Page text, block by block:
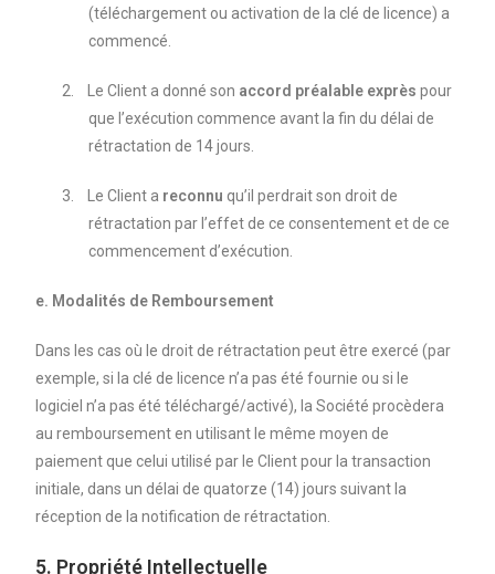
(téléchargement ou activation de la clé de licence) a
commencé.
2. Le Client a donné son accord préalable exprès pour
que l’exécution commence avant la fin du délai de
rétractation de 14 jours.
3. Le Client a reconnu qu’il perdrait son droit de
rétractation par l’effet de ce consentement et de ce
commencement d’exécution.
e. Modalités de Remboursement
Dans les cas où le droit de rétractation peut être exercé (par
exemple, si la clé de licence n’a pas été fournie ou si le
logiciel n’a pas été téléchargé/activé), la Société procèdera
au remboursement en utilisant le même moyen de
paiement que celui utilisé par le Client pour la transaction
initiale, dans un délai de quatorze (14) jours suivant la
réception de la notification de rétractation.
5. Propriété Intellectuelle